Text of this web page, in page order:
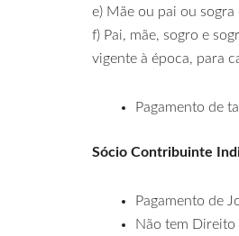
e) Mãe ou pai ou
f) Pai, mãe, sogro e
vigente à época, para
Pagamento de
Sócio Contribuinte
Pagamento de
Não tem Direito